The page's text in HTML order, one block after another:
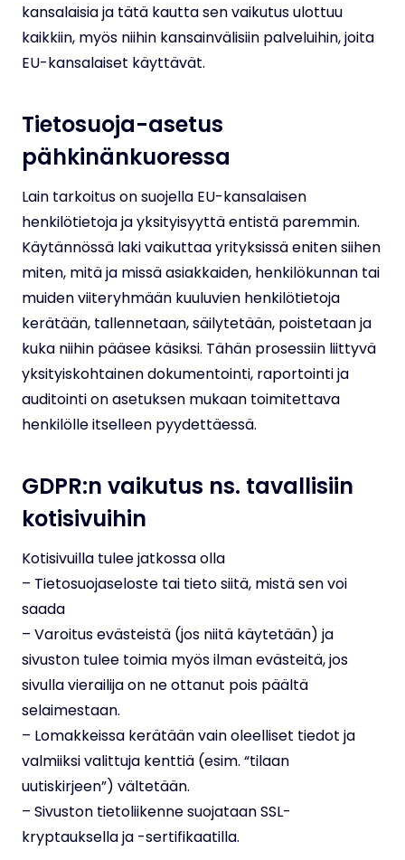
kansalaisia ja tätä kautta sen vaikutus ulottuu
kaikkiin, myös niihin kansainvälisiin palveluihin, joita
EU-kansalaiset käyttävät.
Tietosuoja-asetus
pähkinänkuoressa
Lain tarkoitus on suojella EU-kansalaisen
henkilötietoja ja yksityisyyttä entistä paremmin.
Käytännössä laki vaikuttaa yrityksissä eniten siihen
miten, mitä ja missä asiakkaiden, henkilökunnan tai
muiden viiteryhmään kuuluvien henkilötietoja
kerätään, tallennetaan, säilytetään, poistetaan ja
kuka niihin pääsee käsiksi. Tähän prosessiin liittyvä
yksityiskohtainen dokumentointi, raportointi ja
auditointi on asetuksen mukaan toimitettava
henkilölle itselleen pyydettäessä.
GDPR:n vaikutus ns. tavallisiin
kotisivuihin
Kotisivuilla tulee jatkossa olla
– Tietosuojaseloste tai tieto siitä, mistä sen voi
saada
– Varoitus evästeistä (jos niitä käytetään) ja
sivuston tulee toimia myös ilman evästeitä, jos
sivulla vierailija on ne ottanut pois päältä
selaimestaan.
– Lomakkeissa kerätään vain oleelliset tiedot ja
valmiiksi valittuja kenttiä (esim. “tilaan
uutiskirjeen”) vältetään.
– Sivuston tietoliikenne suojataan SSL-
kryptauksella ja -sertifikaatilla.